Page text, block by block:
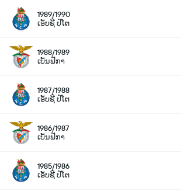
1989/1990
ເອັບຊີ ປໍໂຕ
1988/1989
ເບັນຟິກາ
1987/1988
ເອັບຊີ ປໍໂຕ
1986/1987
ເບັນຟິກາ
1985/1986
ເອັບຊີ ປໍໂຕ